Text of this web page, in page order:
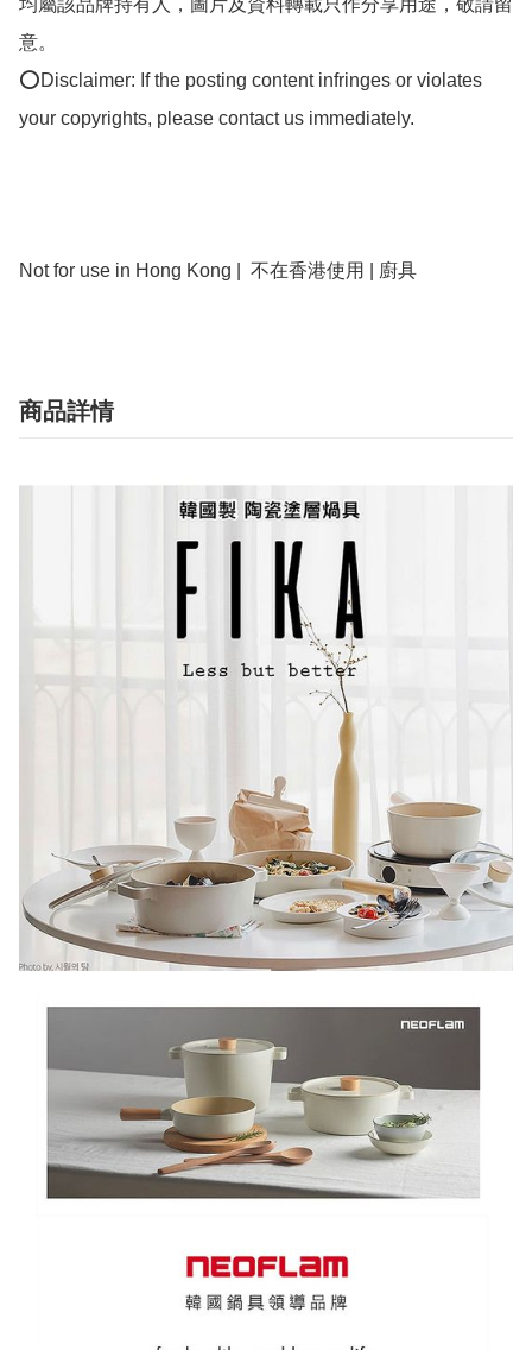
均屬該品牌持有人，圖片及資料轉載只作分享用途，敬請留
意。
⭕Disclaimer: If the posting content infringes or violates
your copyrights, please contact us immediately.
Not for use in Hong Kong |  不在香港使用 | 廚具
商品詳情